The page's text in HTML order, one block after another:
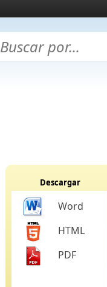
Descargar
Word
HTML
PDF